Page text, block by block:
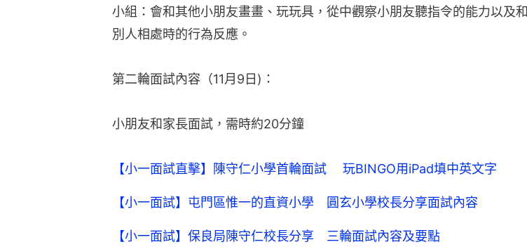
小組：會和其他小朋友畫畫、玩玩具，從中觀察小朋友聽指令的能力以及和
別人相處時的行為反應。
第二輪面試內容（11月9日)：
小朋友和家長面試，需時約20分鐘
【小一面試直擊】陳守仁小學首輪面試 玩BINGO用iPad填中英文字
【小一面試】屯門區惟一的直資小學 圓玄小學校長分享面試內容
【小一面試】保良局陳守仁校長分享 三輪面試內容及要點